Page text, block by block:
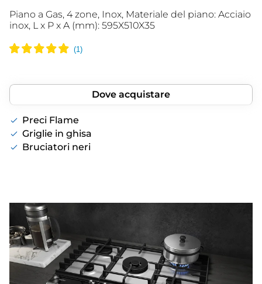
Piano a Gas, 4 zone, Inox, Materiale del piano: Acciaio
inox, L x P x A (mm): 595X510X35
Dove acquistare
Preci Flame
Griglie in ghisa
Bruciatori neri